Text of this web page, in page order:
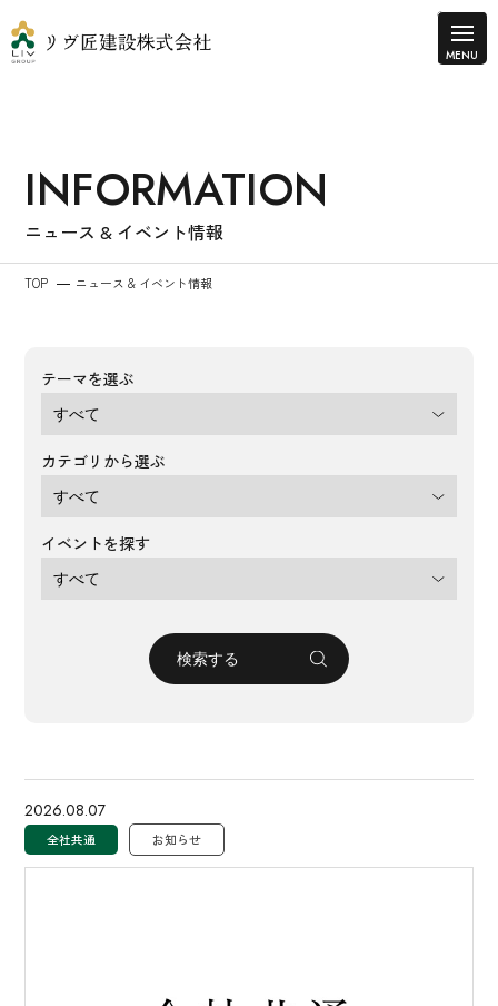
INFORMATION
ニュース & イベント情報
TOP ニュース & イベント情報
テーマを選ぶ
カテゴリから選ぶ
イベントを探す
2026.08.07
全社共通 お知らせ